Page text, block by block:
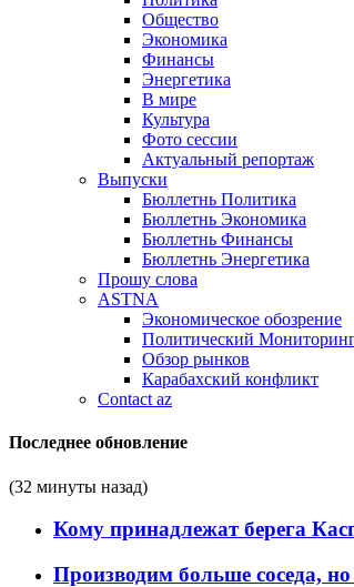
Общество
Экономика
Финансы
Энергетика
В мире
Культура
Фото сессии
Актуальный репортаж
Выпуски
Бюллетнь Политика
Бюллетнь Экономика
Бюллетнь Финансы
Бюллетнь Энергетика
Прошу слова
ASTNA
Экономическое обозрение
Политический
Обзор рынков
Карабахский конфликт
Contact az
Последнее обновление
(32 минуты назад)
Кому принадлежат берега
Производим больше соседа,